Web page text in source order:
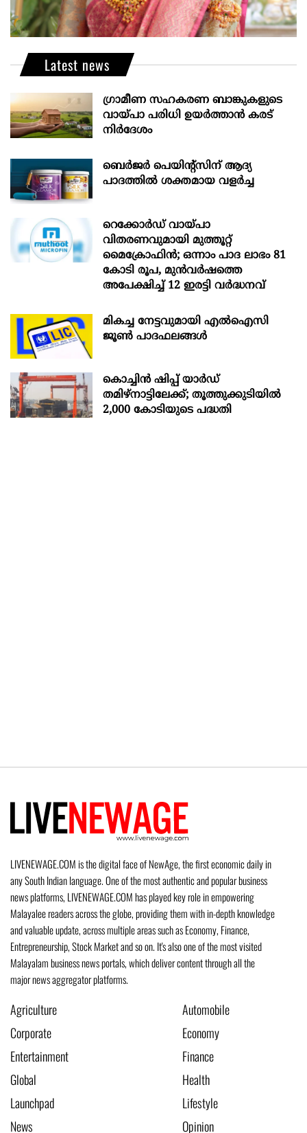
Latest news
ഗ്രാമീണ സഹകരണ ബാങ്കുകളുടെ
വായ്പാ പരിധി ഉയർത്താൻ കരട്
നിർദേശം
ബെർജർ പെയിന്റ്സിന് ആദ്യ
പാദത്തിൽ ശക്തമായ വളർച്ച
റെക്കോർഡ് വായ്പാ
വിതരണവുമായി മുത്തൂറ്റ്
മൈക്രോഫിൻ; ഒന്നാം പാദ ലാഭം 81
കോടി രൂപ, മുൻവർഷത്തെ
അപേക്ഷിച്ച് 12 ഇരട്ടി വർദ്ധനവ്
മികച്ച നേട്ടവുമായി എൽഐസി
ജൂൺ പാദഫലങ്ങൾ
കൊച്ചിന്‍ ഷിപ്പ് യാർഡ്
തമിഴ്നാട്ടിലേക്ക്; തൂത്തുക്കുടിയിൽ
2,000 കോടിയുടെ പദ്ധതി
LIVENEWAGE.COM is the digital face of NewAge, the first economic daily in
any South Indian language. One of the most authentic and popular business
news platforms, LIVENEWAGE.COM has played key role in empowering
Malayalee readers across the globe, providing them with in-depth knowledge
and valuable update, across multiple areas such as Economy, Finance,
Entrepreneurship, Stock Market and so on. It's also one of the most visited
Malayalam business news portals, which deliver content through all the
major news aggregator platforms.
Agriculture
Automobile
Corporate
Economy
Entertainment
Finance
Global
Health
Launchpad
Lifestyle
News
Opinion